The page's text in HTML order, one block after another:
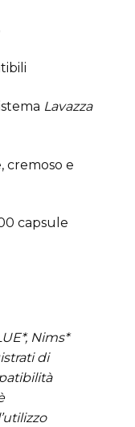
Lavazza
cremoso e
capsule
Nims*
di